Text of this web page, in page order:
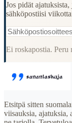
Jos pidät
sähköpostiisi
Ei roskapostia. Peru
Etsitpä sitten
viisauksia, ajatuksia,